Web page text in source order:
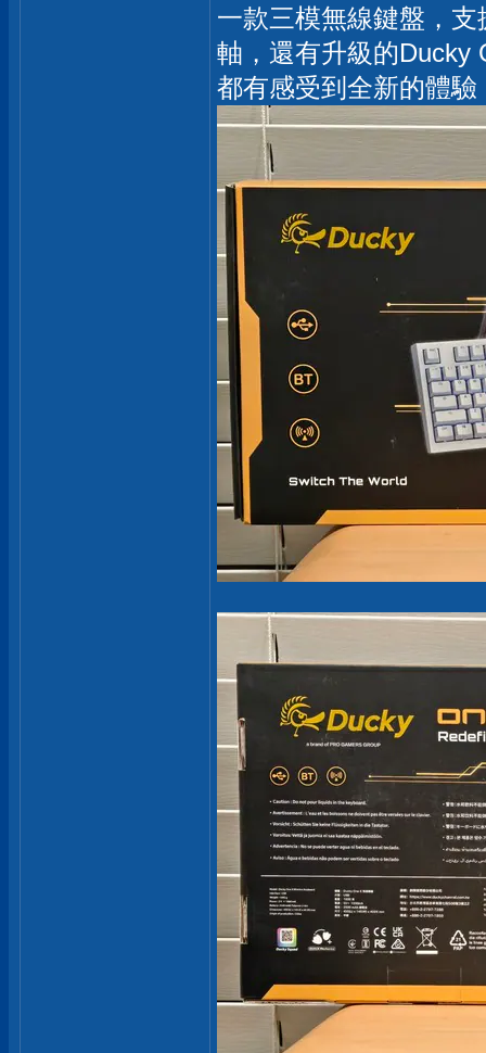
一款三模無線鍵盤，
軸，還有升級的Ducky
都有感受到全新的體驗